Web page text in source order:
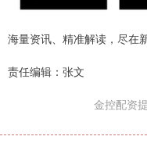
海量资讯、精准解读，尽在
责任编辑：张文
金控配资